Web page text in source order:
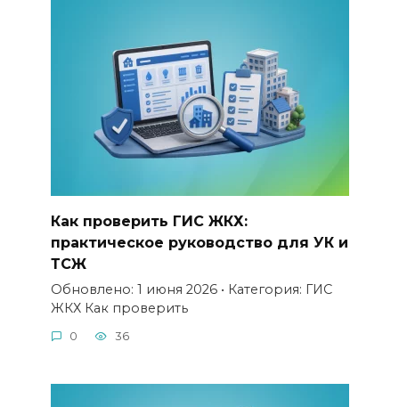
Как проверить ГИС ЖКХ:
практическое руководство для УК и
ТСЖ
Обновлено: 1 июня 2026 • Категория: ГИС
ЖКХ Как проверить
0 36